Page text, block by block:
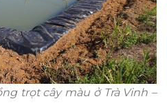
trọt cây màu ở Trà Vinh –